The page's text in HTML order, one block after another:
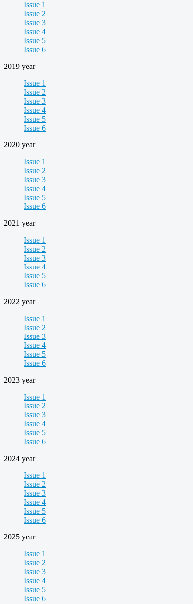
Issue 1
Issue 2
Issue 3
Issue 4
Issue 5
Issue 6
2019 year
Issue 1
Issue 2
Issue 3
Issue 4
Issue 5
Issue 6
2020 year
Issue 1
Issue 2
Issue 3
Issue 4
Issue 5
Issue 6
2021 year
Issue 1
Issue 2
Issue 3
Issue 4
Issue 5
Issue 6
2022 year
Issue 1
Issue 2
Issue 3
Issue 4
Issue 5
Issue 6
2023 year
Issue 1
Issue 2
Issue 3
Issue 4
Issue 5
Issue 6
2024 year
Issue 1
Issue 2
Issue 3
Issue 4
Issue 5
Issue 6
2025 year
Issue 1
Issue 2
Issue 3
Issue 4
Issue 5
Issue 6